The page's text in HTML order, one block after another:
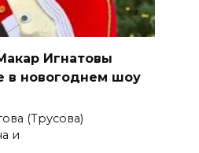
Игнатовы
в новогоднем шоу
(Трусова)
и